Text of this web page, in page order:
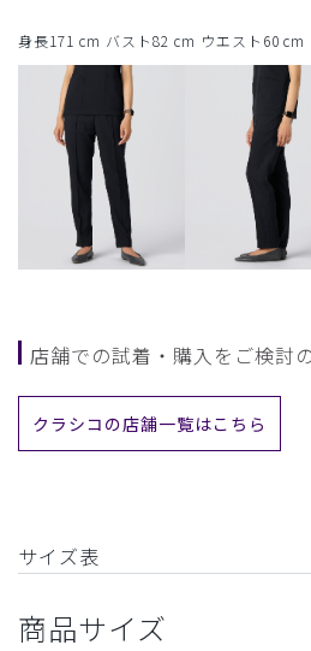
身長171 cm バスト82 cm ウエスト60
店舗での試着・購入をご検討
クラシコの店舗一覧はこちら
サイズ表
商品サイズ